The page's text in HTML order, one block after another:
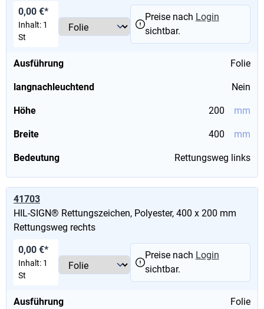
Ausführung Folie
langnachleuchtend Nein
Höhe 200 mm
Breite 400 mm
Bedeutung Rettungsweg links
0,00 €*
Inhalt: 1
St
Preise nach Login
sichtbar.
41703
HIL-SIGN® Rettungszeichen, Polyester, 400 x 200 mm
Rettungsweg rechts
Ausführung Folie
0,00 €*
Inhalt: 1
St
Preise nach Login
sichtbar.